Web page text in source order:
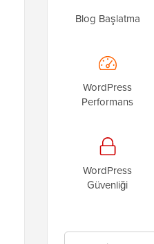
Blog Başlatma
WordPress
Performans
WordPress
Güvenliği